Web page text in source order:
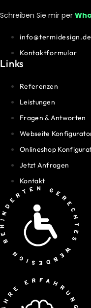
Schreiben Sie mir per
info@termidesign.de
Kontaktformular
Links
Referenzen
Leistungen
Fragen & Antworten
Webseite
Onlineshop
Jetzt Anfragen
Kontakt